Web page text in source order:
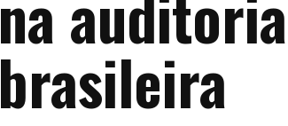
brasileira